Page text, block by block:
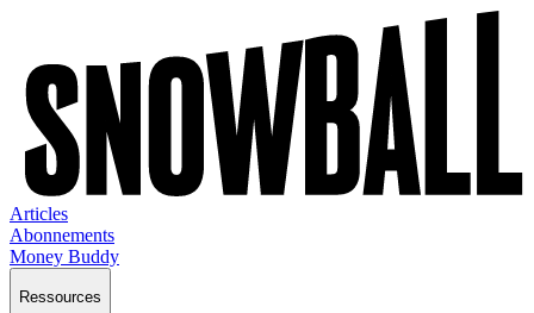
Articles
Abonnements
Money Buddy
Ressources